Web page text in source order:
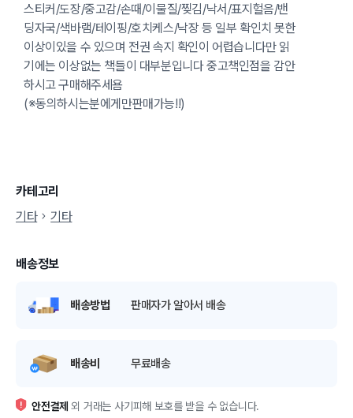
스티커/도장/중고감/손때/이물질/찢김/낙서/표지헐음/밴
딩자국/색바램/테이핑/호치케스/낙장 등 일부 확인치 못한
이상이있을 수 있으며 전권 속지 확인이 어렵습니다만 읽
기에는 이상없는 책들이 대부분입니다 중고책인점을 감안
하시고 구매해주세욤
(※동의하시는분에게만판매가능!!)
카테고리
기타
기타
배송정보
배송방법 판매자가 알아서 배송
배송비 무료배송
안전결제 외 거래는 사기피해 보호를 받을 수 없습니다.